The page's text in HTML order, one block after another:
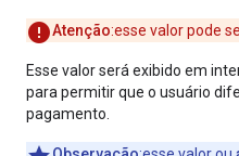
Atenção:esse valor pode
Esse valor será exibido em
para permitir que o usuário
pagamento.